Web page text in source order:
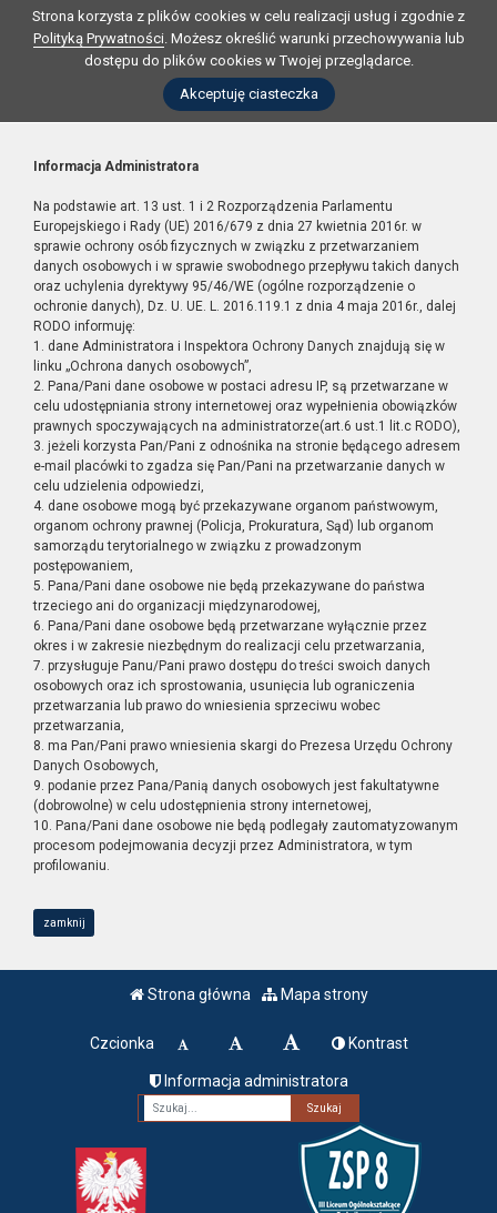
Strona korzysta z plików cookies w celu realizacji usług i zgodnie z
Polityką Prywatności. Możesz określić warunki przechowywania lub
dostępu do plików cookies w Twojej przeglądarce.
Akceptuję ciasteczka
Informacja Administratora
Na podstawie art. 13 ust. 1 i 2 Rozporządzenia Parlamentu
Europejskiego i Rady (UE) 2016/679 z dnia 27 kwietnia 2016r. w
sprawie ochrony osób fizycznych w związku z przetwarzaniem
danych osobowych i w sprawie swobodnego przepływu takich danych
oraz uchylenia dyrektywy 95/46/WE (ogólne rozporządzenie o
ochronie danych), Dz. U. UE. L. 2016.119.1 z dnia 4 maja 2016r., dalej
RODO informuję:
1. dane Administratora i Inspektora Ochrony Danych znajdują się w
linku „Ochrona danych osobowych”,
2. Pana/Pani dane osobowe w postaci adresu IP, są przetwarzane w
celu udostępniania strony internetowej oraz wypełnienia obowiązków
prawnych spoczywających na administratorze(art.6 ust.1 lit.c RODO),
3. jeżeli korzysta Pan/Pani z odnośnika na stronie będącego adresem
e-mail placówki to zgadza się Pan/Pani na przetwarzanie danych w
celu udzielenia odpowiedzi,
4. dane osobowe mogą być przekazywane organom państwowym,
organom ochrony prawnej (Policja, Prokuratura, Sąd) lub organom
samorządu terytorialnego w związku z prowadzonym
postępowaniem,
5. Pana/Pani dane osobowe nie będą przekazywane do państwa
trzeciego ani do organizacji międzynarodowej,
6. Pana/Pani dane osobowe będą przetwarzane wyłącznie przez
okres i w zakresie niezbędnym do realizacji celu przetwarzania,
7. przysługuje Panu/Pani prawo dostępu do treści swoich danych
osobowych oraz ich sprostowania, usunięcia lub ograniczenia
przetwarzania lub prawo do wniesienia sprzeciwu wobec
przetwarzania,
8. ma Pan/Pani prawo wniesienia skargi do Prezesa Urzędu Ochrony
Danych Osobowych,
9. podanie przez Pana/Panią danych osobowych jest fakultatywne
(dobrowolne) w celu udostępnienia strony internetowej,
10. Pana/Pani dane osobowe nie będą podlegały zautomatyzowanym
procesom podejmowania decyzji przez Administratora, w tym
profilowaniu.
zamknij
Strona główna Mapa strony
Czcionka Kontrast
Informacja administratora
Fraza